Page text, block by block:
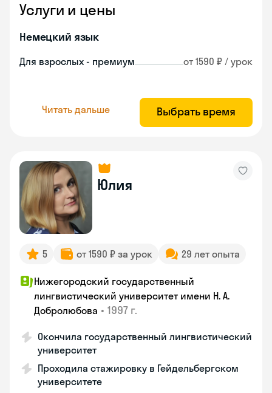
Услуги и цены
Немецкий язык
Для взрослых - премиум от 1590 ₽ / урок
Читать дальше Выбрать время
Юлия
5 от 1590 ₽ за урок 29 лет опыта
Нижегородский государственный
лингвистический университет имени Н. А.
Добролюбова • 1997 г.
Окончила государственный лингвистический
университет
Проходила стажировку в Гейдельбергском
университете